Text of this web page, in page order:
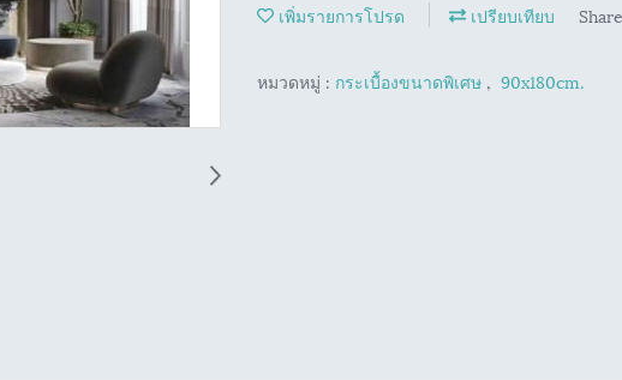
เพิ่มรายการโปรด เปรียบเทียบ Share
หมวดหมู่ : กระเบื้องขนาดพิเศษ , 90x180cm.